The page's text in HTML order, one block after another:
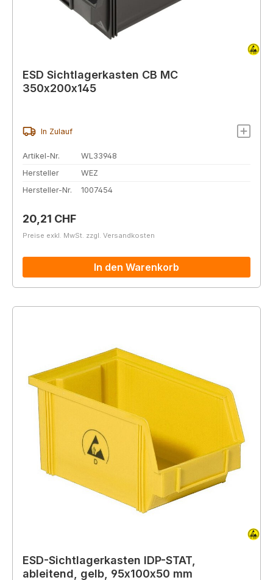
ESD Sichtlagerkasten CB MC
350x200x145
In Zulauf
Artikel-Nr.
WL33948
Hersteller
WEZ
Hersteller-Nr.
1007454
Regulärer Preis:
20,21 CHF
Preise exkl. MwSt. zzgl. Versandkosten
In den Warenkorb
ESD-Sichtlagerkasten IDP-STAT,
ableitend, gelb, 95x100x50 mm